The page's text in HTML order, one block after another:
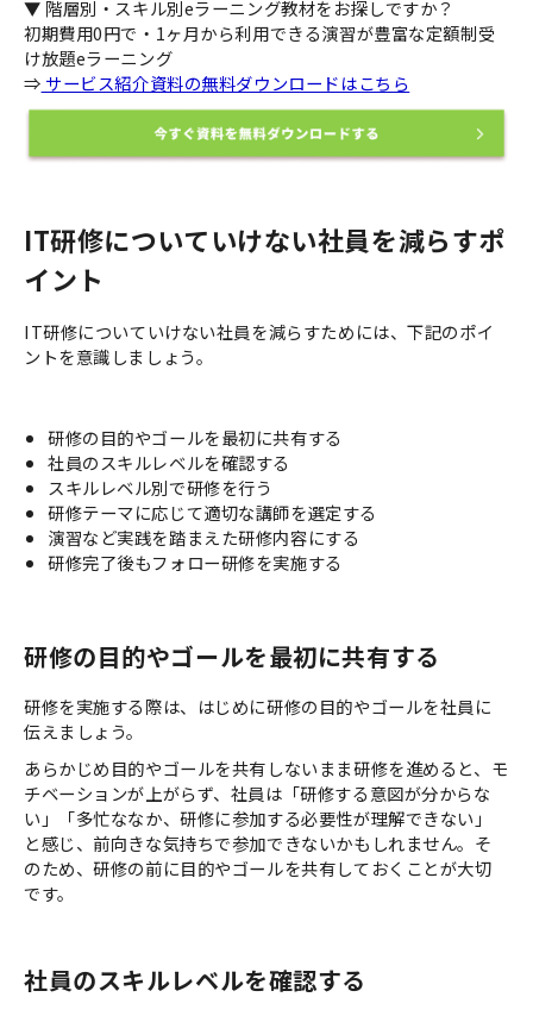
▼ 階層別・スキル別eラーニング教材をお探しですか？
初期費用0円で・1ヶ月から利用できる演習が豊富な定額制受
け放題eラーニング
⇒ サービス紹介資料の無料ダウンロードはこちら
IT研修についていけない社員を減らすポ
イント
IT研修についていけない社員を減らすためには、下記のポイ
ントを意識しましょう。
研修の目的やゴールを最初に共有する
社員のスキルレベルを確認する
スキルレベル別で研修を行う
研修テーマに応じて適切な講師を選定する
演習など実践を踏まえた研修内容にする
研修完了後もフォロー研修を実施する
研修の目的やゴールを最初に共有する
研修を実施する際は、はじめに研修の目的やゴールを社員に
伝えましょう。
あらかじめ目的やゴールを共有しないまま研修を進めると、モ
チベーションが上がらず、社員は「研修する意図が分からな
い」「多忙ななか、研修に参加する必要性が理解できない」
と感じ、前向きな気持ちで参加できないかもしれません。そ
のため、研修の前に目的やゴールを共有しておくことが大切
です。
社員のスキルレベルを確認する